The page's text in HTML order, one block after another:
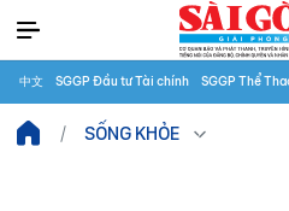
中文 SGGP Đầu tư Tài chính SGGP Thể
SỐNG KHỎE